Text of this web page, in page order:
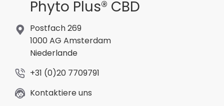
Phyto Plus® CBD
Postfach 269
1000 AG Amsterdam
Niederlande
+31 (0)20 7709791
Kontaktiere uns